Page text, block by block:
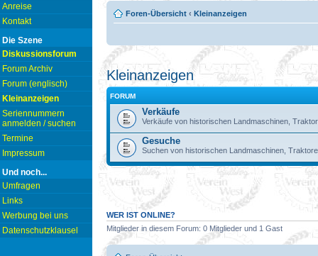
Anreise
Kontakt
Die Szene
Diskussionsforum
Forum Archiv
Forum (englisch)
Kleinanzeigen
Seriennummern
anmelden / suchen
Termine
Impressum
Und noch...
Umfragen
Links
Werbung bei uns
Datenschutzklausel
Foren-Übersicht ‹ Kleinanzeigen
Kleinanzeigen
FORUM
Verkäufe
Verkäufe von historischen Landmaschinen,
Gesuche
Suchen von historischen Landmaschinen,
WER IST ONLINE?
Mitglieder in diesem Forum: 0 Mitglieder und 1 Gast